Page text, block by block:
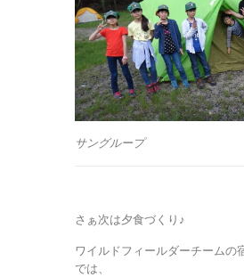
サングループ
さぁ次は夕食づくり♪
ワイルドフィールダーチームの
では、